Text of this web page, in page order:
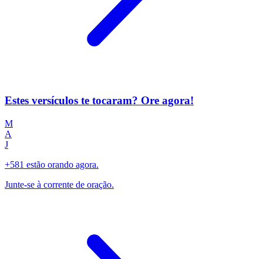
Estes versículos te tocaram? Ore agora!
M
A
J
+581 estão orando agora.
Junte-se à corrente de oração.